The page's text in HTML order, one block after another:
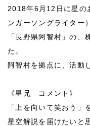
2018年6月12日に星の
ンガーソングライター
「長野県阿智村」の、
た。
阿智村を拠点に、活動
《星兄 コメント》
「上を向いて笑おう
星空解説を届けたいと